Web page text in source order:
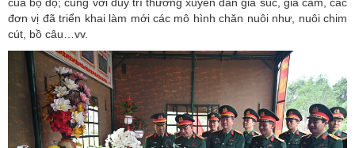
đơn vị đã triển khai làm mới các mô hình chăn nuôi như, nuôi chim
cút, bồ câu…vv.